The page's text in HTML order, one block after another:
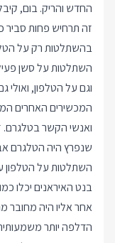
החדש והריק. בום,
זה תרחיש פחות סביר
בהשתלטות רק על
השתלטות על סשן
וגם על הטלפון,
המכשירים האחרים
ואנשי הקשר בטלגרם.
שנפרץ היה הטלגרם
השתלטות על הטלפון
בנט האיראנים יכלו
אחר אליו היה מחובר
הדלפה יותר